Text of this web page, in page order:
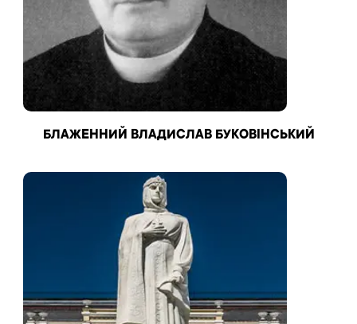
БЛАЖЕННИЙ ВЛАДИСЛАВ БУКОВІНСЬКИЙ